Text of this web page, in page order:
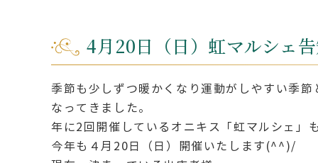
4月20日（日）虹マルシェ
季節も少しずつ暖かくなり運動がしやすい季節
なってきました。
年に2回開催しているオニキス「虹マルシェ」も
今年も４月20日（日）開催いたします(^^)/